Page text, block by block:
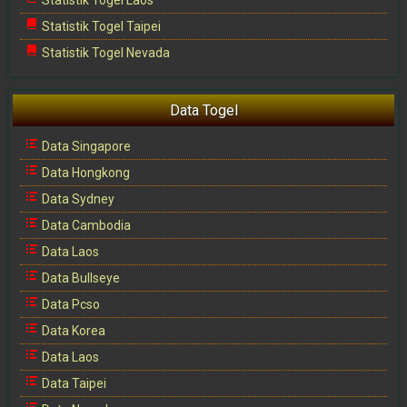
Statistik Togel Taipei
Statistik Togel Nevada
Data Togel
Data Singapore
Data Hongkong
Data Sydney
Data Cambodia
Data Laos
Data Bullseye
Data Pcso
Data Korea
Data Laos
Data Taipei